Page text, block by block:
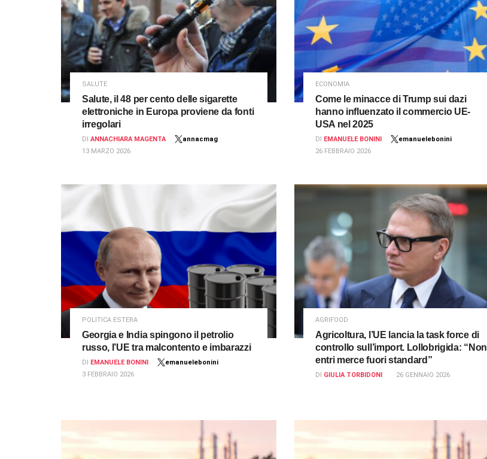
SALUTE
Salute, il 48 per cento delle sigarette
elettroniche in Europa proviene da fonti
irregolari
DI ANNACHIARA MAGENTA
annacmag
13 MARZO 2026
ECONOMIA
Come le minacce di Trump sui dazi
hanno influenzato il commercio UE-
USA nel 2025
DI EMANUELE BONINI
emanuelebonini
26 FEBBRAIO 2026
POLITICA ESTERA
Georgia e India spingono il petrolio
russo, l’UE tra malcontento e imbarazzi
DI EMANUELE BONINI
emanuelebonini
3 FEBBRAIO 2026
AGRIFOOD
Agricoltura, l’UE lancia la task force di
controllo sull’import. Lollobrigida: “Non
entri merce fuori standard”
DI GIULIA TORBIDONI 26 GENNAIO 2026